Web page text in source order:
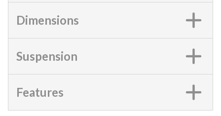
Dimensions
Suspension
Features